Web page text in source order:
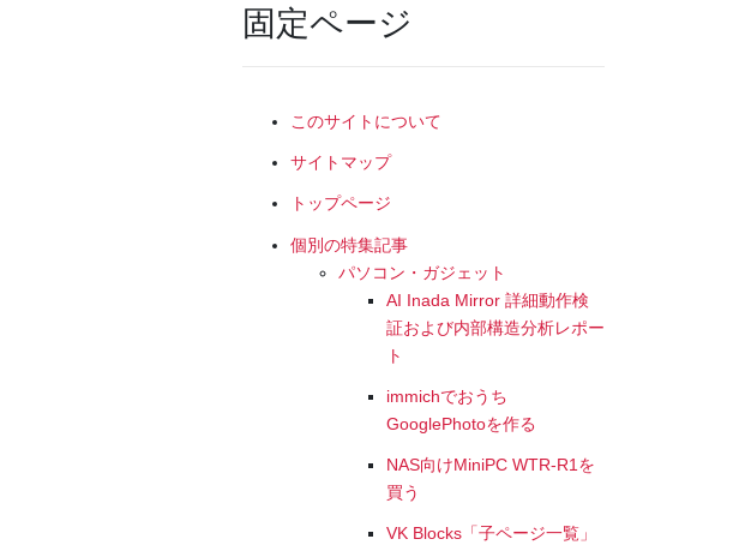
固定ページ
このサイトについて
サイトマップ
トップページ
個別の特集記事
パソコン・ガジェット
AI Inada Mirror 詳細動作検
証および内部構造分析レポー
ト
immichでおうち
GooglePhotoを作る
NAS向けMiniPC WTR-R1を
買う
VK Blocks「子ページ一覧」